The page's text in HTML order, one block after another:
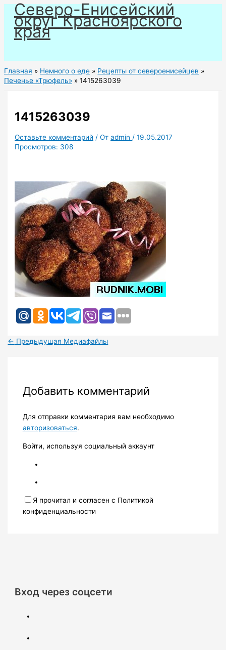
Перейти
содержимому
Северо-Енисейский
округ Красноярского
края
Главная Немного о еде
Рецепты от североенисейцев
Печенье «Трюфель»
1415263039
1415263039
Оставьте комментарий / Отadmin /19.05.2017
Просмотров: 308
← Предыдущая Медиафайлы
Добавить комментарий
Для отправки комментария вам необходимо
авторизоваться.
Войти, используя социальный аккаунт
Я прочитал и согласен с Политикой
конфиденциальности
Вход через соцсети